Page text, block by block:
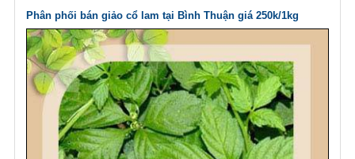
Phân phối bán giảo cổ lam tại Bình Thuận giá 250k/1kg